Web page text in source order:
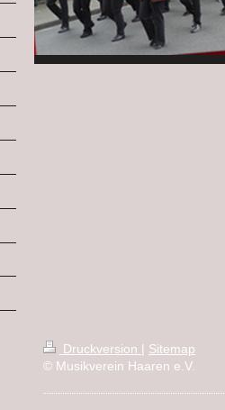
Druckversion | Sitemap
© Musikverein Haaren e.V.